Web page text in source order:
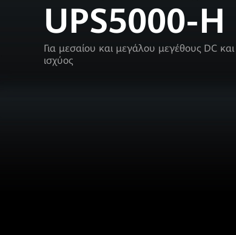
UPS5000-H
Για μεσαίου και μεγάλου μεγέθους DC
ισχύος